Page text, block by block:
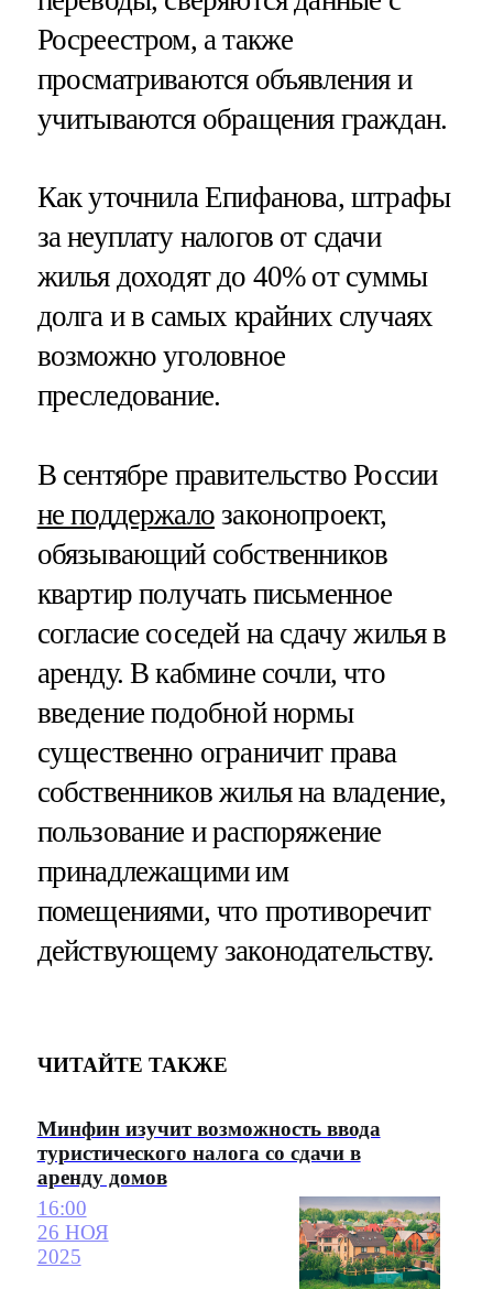
Росреестром, а также
просматриваются объявления и
учитываются обращения граждан.
Как уточнила Епифанова, штрафы
за неуплату налогов от сдачи
жилья доходят до 40% от суммы
долга и в самых крайних случаях
возможно уголовное
преследование.
В сентябре правительство России
не поддержало законопроект,
обязывающий собственников
квартир получать письменное
согласие соседей на сдачу жилья в
аренду. В кабмине сочли, что
введение подобной нормы
существенно ограничит права
собственников жилья на владение,
пользование и распоряжение
принадлежащими им
помещениями, что противоречит
действующему законодательству.
ЧИТАЙТЕ ТАКЖЕ
Минфин изучит возможность ввода
туристического налога со сдачи в
аренду домов
16:00
26 НОЯ
2025